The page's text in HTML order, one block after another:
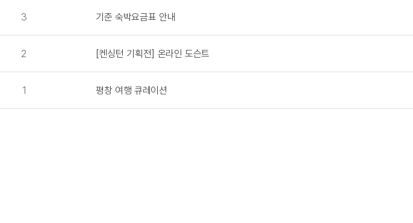
3 기준 숙박요금표 안내
2 [켄싱턴 기획전] 온라인 도슨트
1 평창 여행 큐레이션